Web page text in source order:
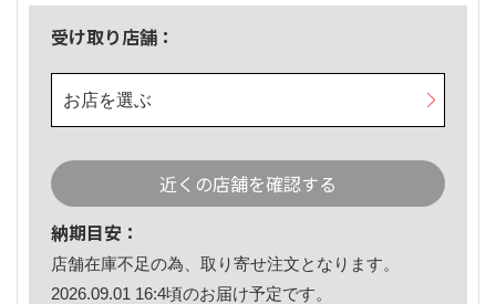
受け取り店舗：
お店を選ぶ
近くの店舗を確認する
納期目安：
店舗在庫不足の為、取り寄せ注文となります。
2026.09.01 16:4頃のお届け予定です。